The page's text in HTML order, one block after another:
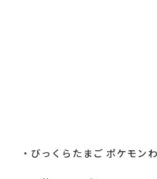
・ びっくらたまご ポケモン